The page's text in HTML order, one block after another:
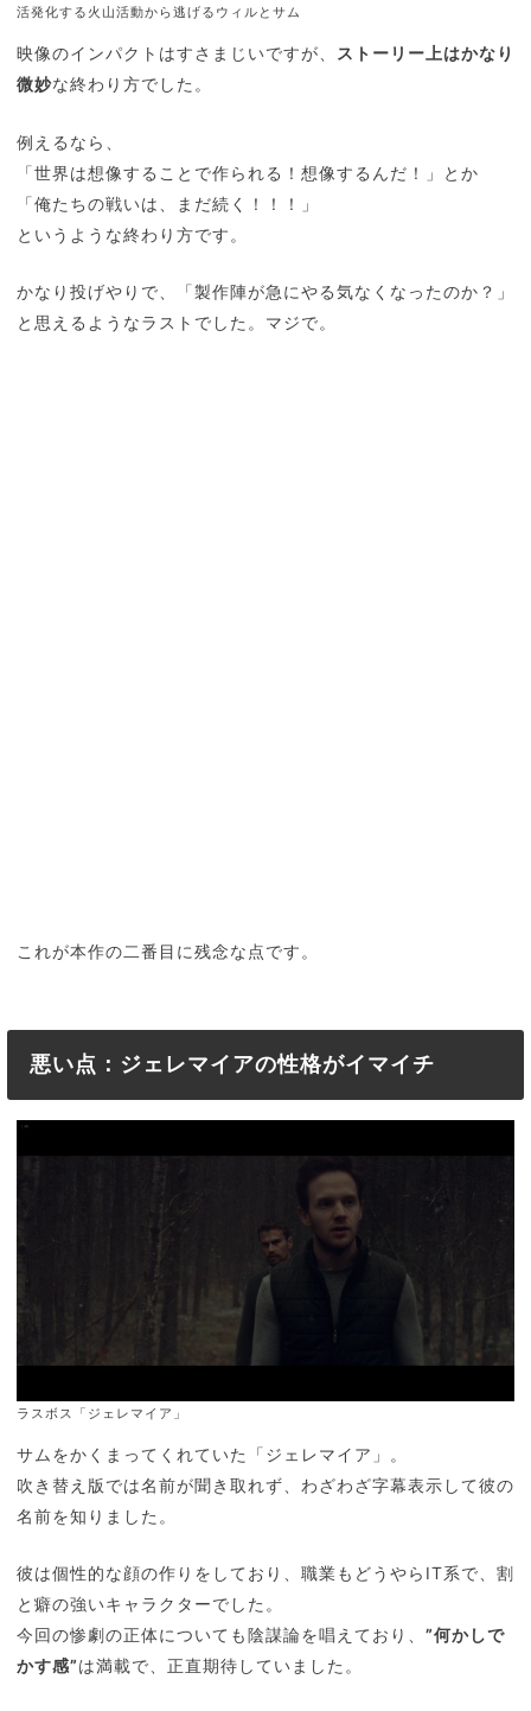
活発化する火山活動から逃げるウィルとサム
映像のインパクトはすさまじいですが、
ストーリー上はかなり
微妙な終わり方でした。
例えるなら、
「世界は想像することで作られる！想像するんだ！」とか
「俺たちの戦いは、まだ続く！！！」
というような終わり方です。
かなり投げやりで、「製作陣が急にやる気なくなったのか？」
と思えるようなラストでした。マジで。
これが本作の二番目に残念な点です。
悪い点：ジェレマイアの性格がイマイチ
ラスボス「ジェレマイア」
サムをかくまってくれていた「ジェレマイア」。
吹き替え版では名前が聞き取れず、わざわざ字幕表示して彼の
名前を知りました。
彼は個性的な顔の作りをしており、職業もどうやらIT系で、割
と癖の強いキャラクターでした。
今回の惨劇の正体についても陰謀論を唱えており、 ”何かしで
かす感”は満載で、正直期待していました。